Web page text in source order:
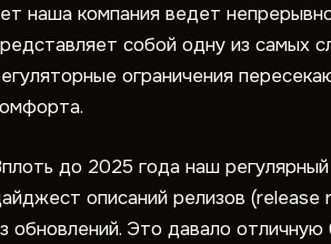
наша компания ведет
собой одну из самых
ограничения
до 2025 года наш
описаний релизов
обновлений. Это давало